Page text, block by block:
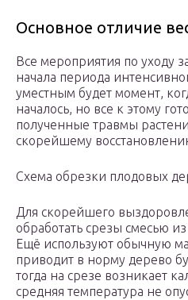
Основное отличие
Все мероприятия по уходу
начала периода
уместным будет момент,
началось, но все к этому
полученные травмы
скорейшему
Схема обрезки плодовых
Для скорейшего
обработать срезы смесью
Ещё используют обычную
приводит в норму дерево
тогда на срезе возникает
средняя температура не